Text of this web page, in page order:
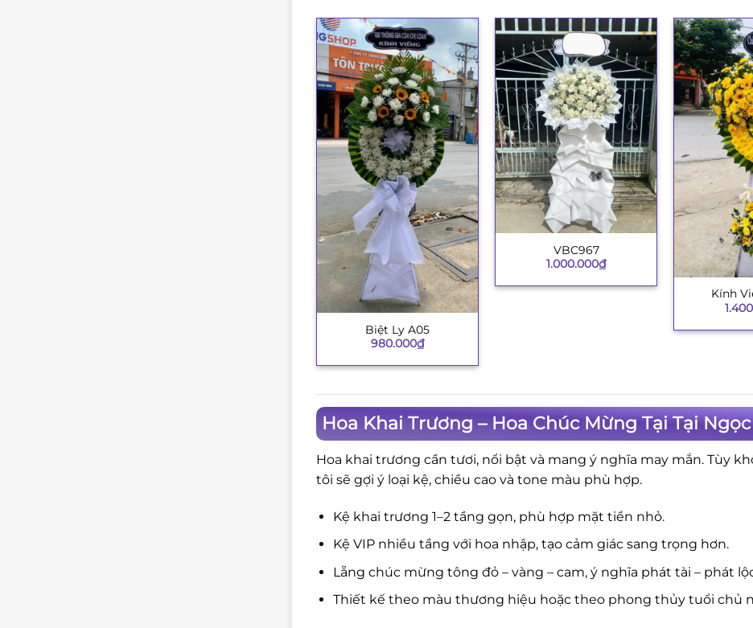
Biệt Ly A05
980.000₫
VBC967
1.000.000₫
Kính
Hoa Khai Trương – Hoa Chúc Mừng Tại Tại
Hoa khai trương cần tươi, nổi bật và mang ý nghĩa may mắn. Tùy
tôi sẽ gợi ý loại kệ, chiều cao và tone màu phù hợp.
Kệ khai trương 1–2 tầng gọn, phù hợp mặt tiền nhỏ.
Kệ VIP nhiều tầng với hoa nhập, tạo cảm giác sang trọng hơn.
Lẵng chúc mừng tông đỏ – vàng – cam, ý nghĩa phát tài – phát
Thiết kế theo màu thương hiệu hoặc theo phong thủy tuổi chủ